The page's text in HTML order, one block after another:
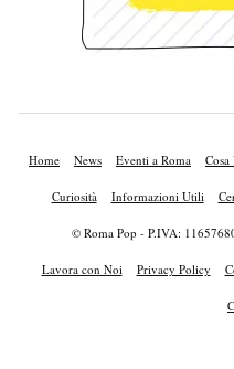
Home News Eventi a Roma Cosa
Curiosità Informazioni Utili
© Roma Pop - P.IVA:
Lavora con Noi Privacy Policy